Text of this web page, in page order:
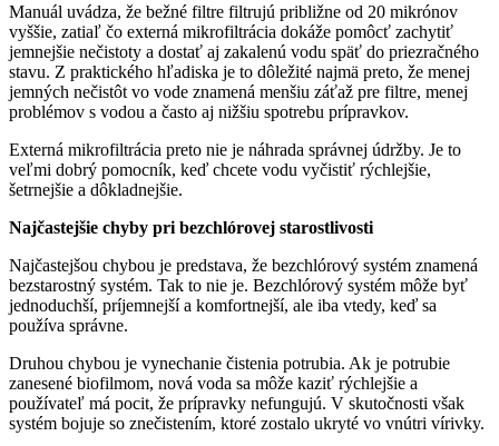
Manuál uvádza, že bežné filtre filtrujú približne od 20 mikrónov
vyššie, zatiaľ čo externá mikrofiltrácia dokáže pomôcť zachytiť
jemnejšie nečistoty a dostať aj zakalenú vodu späť do priezračného
stavu. Z praktického hľadiska je to dôležité najmä preto, že menej
jemných nečistôt vo vode znamená menšiu záťaž pre filtre, menej
problémov s vodou a často aj nižšiu spotrebu prípravkov.
Externá mikrofiltrácia preto nie je náhrada správnej údržby. Je to
veľmi dobrý pomocník, keď chcete vodu vyčistiť rýchlejšie,
šetrnejšie a dôkladnejšie.
Najčastejšie chyby pri bezchlórovej starostlivosti
Najčastejšou chybou je predstava, že bezchlórový systém znamená
bezstarostný systém. Tak to nie je. Bezchlórový systém môže byť
jednoduchší, príjemnejší a komfortnejší, ale iba vtedy, keď sa
používa správne.
Druhou chybou je vynechanie čistenia potrubia. Ak je potrubie
zanesené biofilmom, nová voda sa môže kaziť rýchlejšie a
používateľ má pocit, že prípravky nefungujú. V skutočnosti však
systém bojuje so znečistením, ktoré zostalo ukryté vo vnútri vírivky.